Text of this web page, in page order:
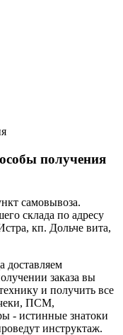
получения
самовывоза.
склада по адресу
кп. Дольче вита,
доставляем
заказа вы
и получить все
ПСМ,
- истинные знатоки
инструктаж.